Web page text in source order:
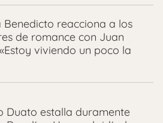
Benedicto reacciona a los
de romance con Juan
viviendo un poco la
Duato estalla duramente